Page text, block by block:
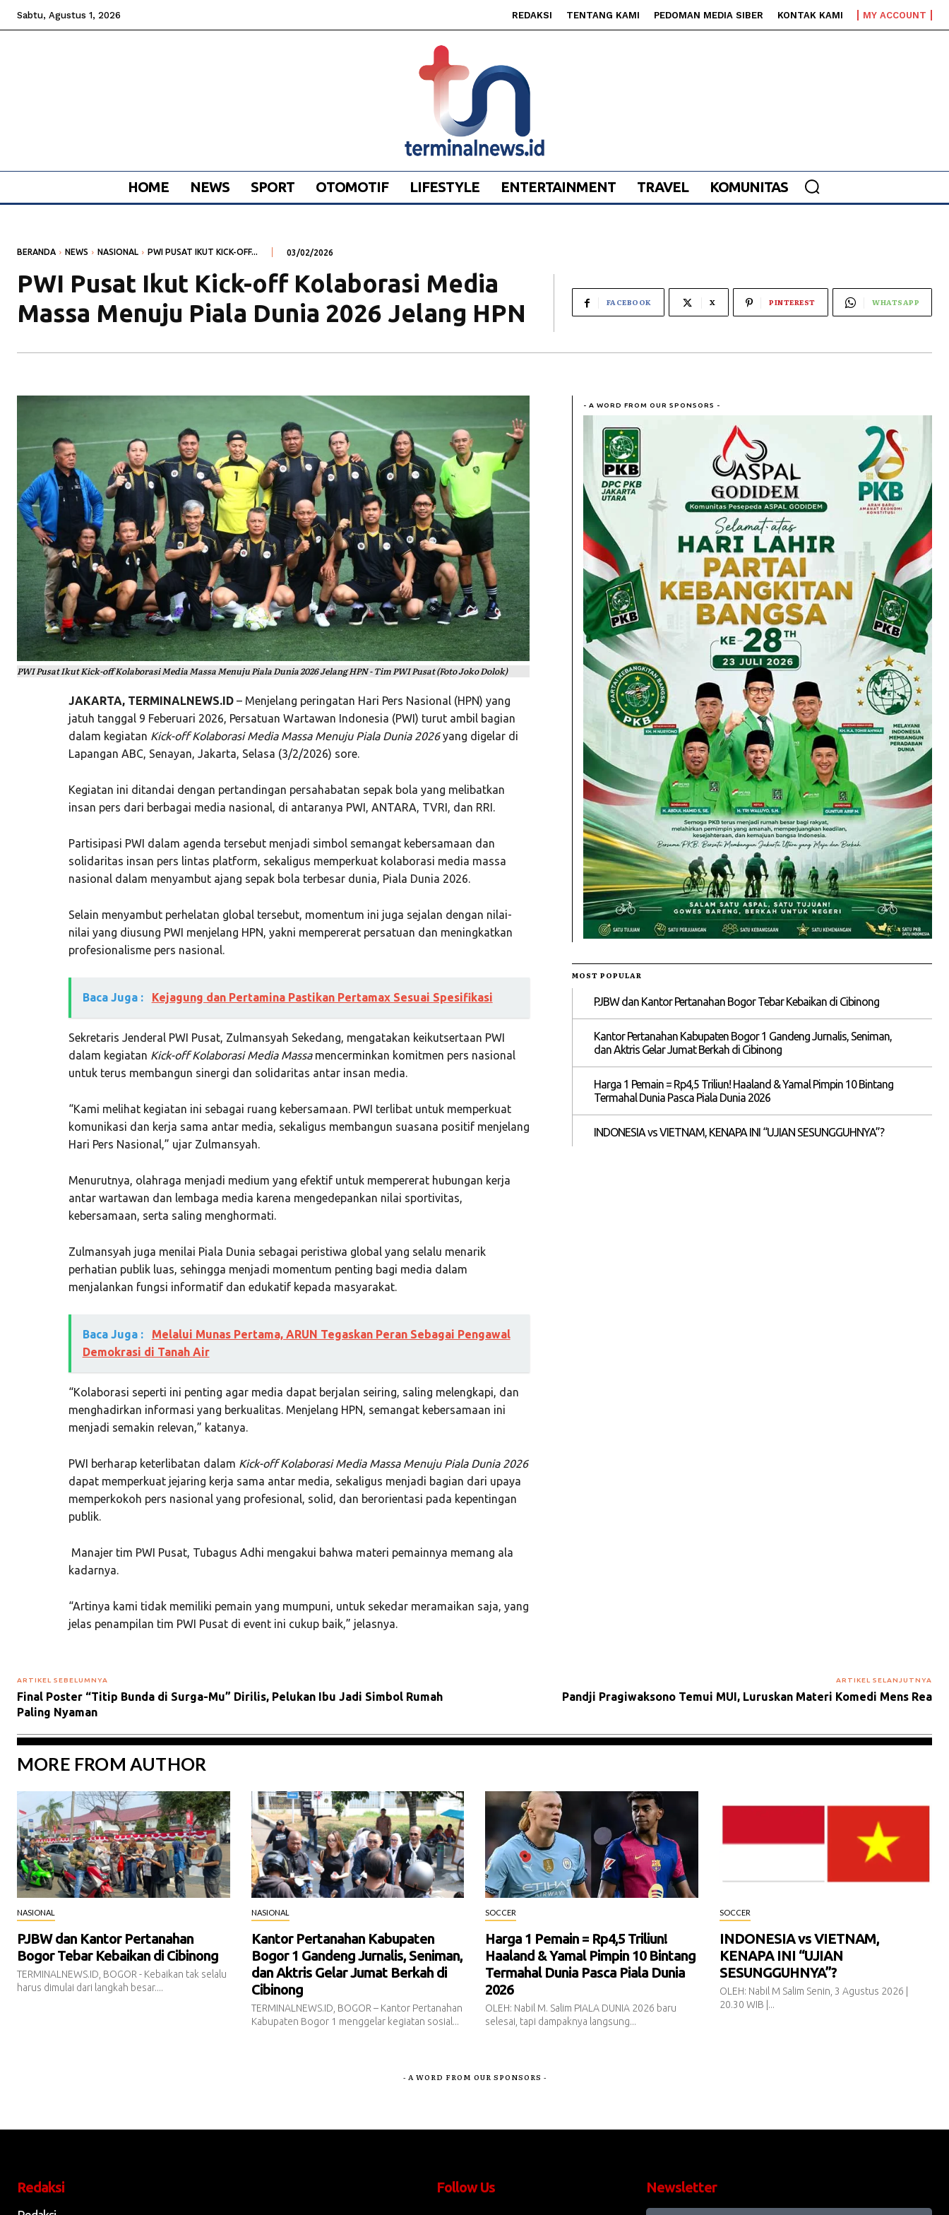
Sabtu, Agustus 1, 2026 REDAKSI TENTANG KAMI PEDOMAN MEDIA SIBER KONTAK KAMI MY ACCOUNT
HOME NEWS SPORT OTOMOTIF LIFESTYLE ENTERTAINMENT TRAVEL KOMUNITAS
BERANDA NEWS NASIONAL PWI PUSAT IKUT KICK-OFF... 03/02/2026
PWI Pusat Ikut Kick-off Kolaborasi Media
Massa Menuju Piala Dunia 2026 Jelang HPN
FACEBOOK X PINTEREST WHATSAPP
PWI Pusat Ikut Kick-off Kolaborasi Media Massa Menuju Piala Dunia 2026 Jelang HPN - Tim PWI Pusat (Foto Joko Dolok)
JAKARTA, TERMINALNEWS.ID– Menjelang peringatan Hari Pers Nasional (HPN) yang
jatuh tanggal 9 Feberuari 2026, Persatuan Wartawan Indonesia (PWI) turut ambil bagian
dalam kegiatan Kick-off Kolaborasi Media Massa Menuju Piala Dunia 2026yang digelar di
Lapangan ABC, Senayan, Jakarta, Selasa (3/2/2026) sore.
Kegiatan ini ditandai dengan pertandingan persahabatan sepak bola yang melibatkan
insan pers dari berbagai media nasional, di antaranya PWI, ANTARA, TVRI, dan RRI.
Partisipasi PWI dalam agenda tersebut menjadi simbol semangat kebersamaan dan
solidaritas insan pers lintas platform, sekaligus memperkuat kolaborasi media massa
nasional dalam menyambut ajang sepak bola terbesar dunia, Piala Dunia 2026.
Selain menyambut perhelatan global tersebut, momentum ini juga sejalan dengan nilai-
nilai yang diusung PWI menjelang HPN, yakni mempererat persatuan dan meningkatkan
profesionalisme pers nasional.
Baca Juga : Kejagung dan Pertamina Pastikan Pertamax Sesuai Spesifikasi
Sekretaris Jenderal PWI Pusat, Zulmansyah Sekedang, mengatakan keikutsertaan PWI
dalam kegiatan Kick-off Kolaborasi Media Massamencerminkan komitmen pers nasional
untuk terus membangun sinergi dan solidaritas antar insan media.
“Kami melihat kegiatan ini sebagai ruang kebersamaan. PWI terlibat untuk memperkuat
komunikasi dan kerja sama antar media, sekaligus membangun suasana positif menjelang
Hari Pers Nasional,” ujar Zulmansyah.
Menurutnya, olahraga menjadi medium yang efektif untuk mempererat hubungan kerja
antar wartawan dan lembaga media karena mengedepankan nilai sportivitas,
kebersamaan, serta saling menghormati.
Zulmansyah juga menilai Piala Dunia sebagai peristiwa global yang selalu menarik
perhatian publik luas, sehingga menjadi momentum penting bagi media dalam
menjalankan fungsi informatif dan edukatif kepada masyarakat.
Baca Juga :
Melalui Munas Pertama, ARUN Tegaskan Peran Sebagai Pengawal
Demokrasi di Tanah Air
“Kolaborasi seperti ini penting agar media dapat berjalan seiring, saling melengkapi, dan
menghadirkan informasi yang berkualitas. Menjelang HPN, semangat kebersamaan ini
menjadi semakin relevan,” katanya.
PWI berharap keterlibatan dalam Kick-off Kolaborasi Media Massa Menuju Piala Dunia 2026
dapat memperkuat jejaring kerja sama antar media, sekaligus menjadi bagian dari upaya
memperkokoh pers nasional yang profesional, solid, dan berorientasi pada kepentingan
publik.
Manajer tim PWI Pusat, Tubagus Adhi mengakui bahwa materi pemainnya memang ala
kadarnya.
“Artinya kami tidak memiliki pemain yang mumpuni, untuk sekedar meramaikan saja, yang
jelas penampilan tim PWI Pusat di event ini cukup baik,” jelasnya.
- A WORD FROM OUR SPONSORS -
MOST POPULAR
PJBW dan Kantor Pertanahan Bogor Tebar Kebaikan di Cibinong
Kantor Pertanahan Kabupaten Bogor 1 Gandeng Jurnalis, Seniman,
dan Aktris Gelar Jumat Berkah di Cibinong
Harga 1 Pemain = Rp4,5 Triliun! Haaland & Yamal Pimpin 10 Bintang
Termahal Dunia Pasca Piala Dunia 2026
INDONESIA vs VIETNAM, KENAPA INI “UJIAN SESUNGGUHNYA”?
ARTIKEL SEBELUMNYA
Final Poster “Titip Bunda di Surga-Mu” Dirilis, Pelukan Ibu Jadi Simbol Rumah
Paling Nyaman
ARTIKEL SELANJUTNYA
Pandji Pragiwaksono Temui MUI, Luruskan Materi Komedi Mens Rea
MORE FROM AUTHOR
NASIONAL
PJBW dan Kantor Pertanahan
Bogor Tebar Kebaikan di Cibinong
TERMINALNEWS.ID, BOGOR - Kebaikan tak selalu
harus dimulai dari langkah besar....
NASIONAL
Kantor Pertanahan Kabupaten
Bogor 1 Gandeng Jurnalis, Seniman,
dan Aktris Gelar Jumat Berkah di
Cibinong
TERMINALNEWS.ID, BOGOR – Kantor Pertanahan
Kabupaten Bogor 1 menggelar kegiatan sosial...
SOCCER
Harga 1 Pemain = Rp4,5 Triliun!
Haaland & Yamal Pimpin 10 Bintang
Termahal Dunia Pasca Piala Dunia
2026
OLEH: Nabil M. Salim PIALA DUNIA 2026 baru
selesai, tapi dampaknya langsung...
SOCCER
INDONESIA vs VIETNAM,
KENAPA INI “UJIAN
SESUNGGUHNYA”?
OLEH: Nabil M Salim Senin, 3 Agustus 2026 |
20.30 WIB |...
- A WORD FROM OUR SPONSORS -
Redaksi Follow Us Newsletter